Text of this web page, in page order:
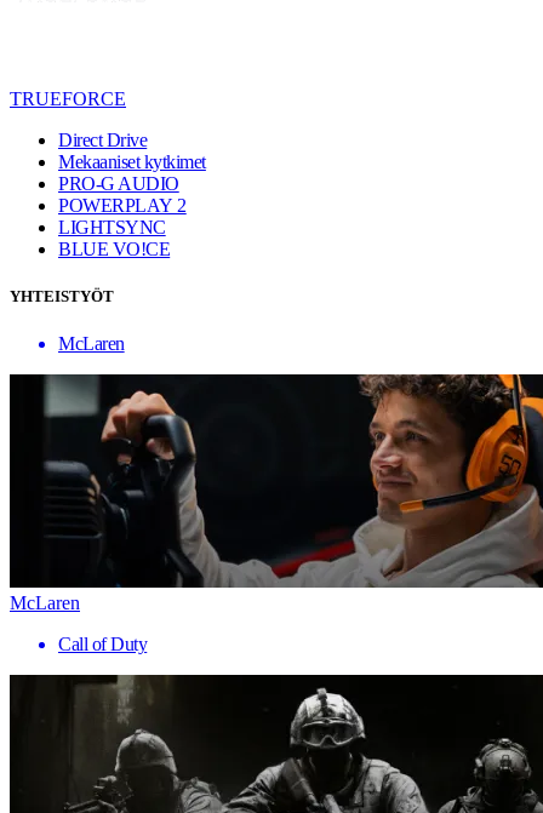
TRUEFORCE
Direct Drive
Mekaaniset kytkimet
PRO-G AUDIO
POWERPLAY 2
LIGHTSYNC
BLUE VO!CE
YHTEISTYÖT
McLaren
McLaren
Call of Duty